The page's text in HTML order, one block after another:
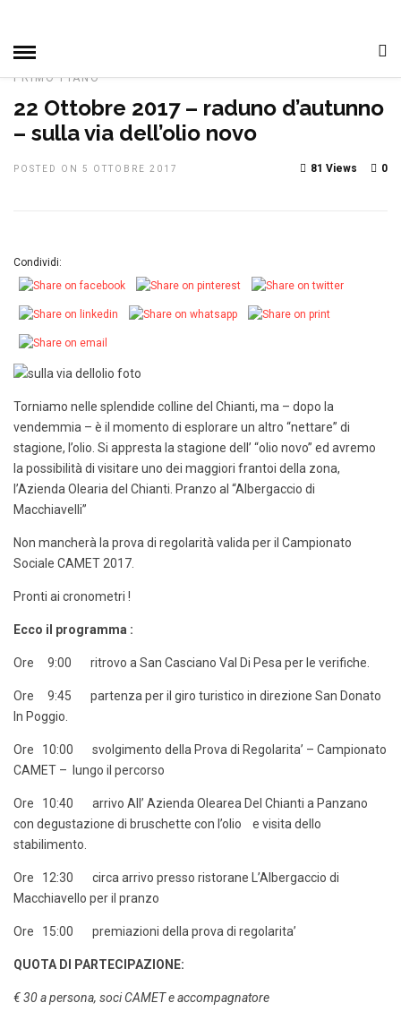
MANIFESTAZIONI
PRIMO PIANO
22 Ottobre 2017 – raduno d’autunno
– sulla via dell’olio novo
POSTED ON 5 OTTOBRE 2017 0
81 Views
Condividi:
Torniamo nelle splendide colline del Chianti, ma – dopo la
vendemmia – è il momento di esplorare un altro “nettare” di
stagione, l’olio. Si appresta la stagione dell’ “olio novo” ed avremo
la possibilità di visitare uno dei maggiori frantoi della zona,
l’Azienda Olearia del Chianti. Pranzo al “Albergaccio di
Macchiavelli”
Non mancherà la prova di regolarità valida per il Campionato
Sociale CAMET 2017.
Pronti ai cronometri !
Ecco il programma :
Ore 9:00 ritrovo a San Casciano Val Di Pesa per le verifiche.
Ore 9:45 partenza per il giro turistico in direzione San Donato
In Poggio.
Ore 10:00 svolgimento della Prova di Regolarita’ – Campionato
CAMET – lungo il percorso
Ore 10:40 arrivo All’ Azienda Olearea Del Chianti a Panzano
con degustazione di bruschette con l’olio e visita dello
stabilimento.
Ore 12:30 circa arrivo presso ristorane L’Albergaccio di
Macchiavello per il pranzo
Ore 15:00 premiazioni della prova di regolarita’
QUOTA DI PARTECIPAZIONE:
€ 30 a persona, soci CAMET e accompagnatore